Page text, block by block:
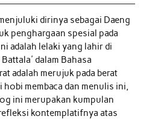
dirinya sebagai Daeng
penghargaan spesial pada
adalah lelaki yang lahir di
dalam Bahasa
adalah merujuk pada berat
hobi membaca dan menulis ini,
ini merupakan kumpulan
kontemplatifnya atas